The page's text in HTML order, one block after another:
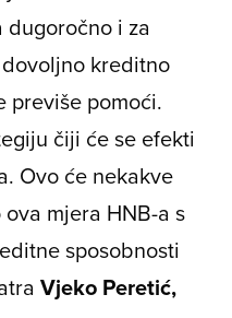
i za
kreditno
previše pomoći.
čiji će se efekti
Ovo će nekakve
mjera HNB-a s
sposobnosti
Vjeko Peretić,